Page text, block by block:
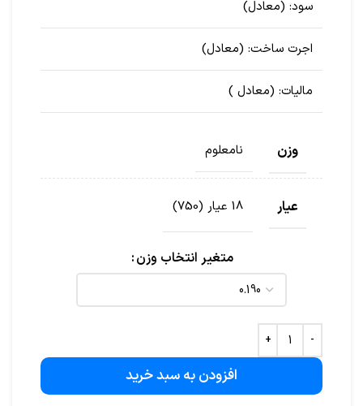
سود: (معادل)
اجرت ساخت: (معادل)
مالیات: (معادل )
وزن نامعلوم
عیار 18 عیار (750)
متغیر انتخاب وزن
افزودن به سبد خرید